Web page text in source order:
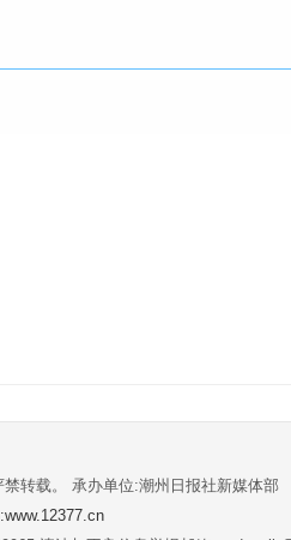
转载。 承办单位:潮州日报社新媒体部